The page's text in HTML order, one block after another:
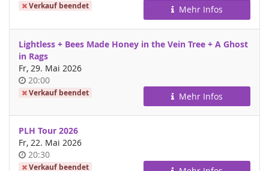
Verkauf beendet Mehr Infos
Lightless + Bees Made Honey in the Vein Tree + A Ghost
in Rags
Fr, 29. Mai 2026
Uhrzeit
20:00
Verkauf beendet Mehr Infos
PLH Tour 2026
Fr, 22. Mai 2026
Uhrzeit
20:30
Verkauf beendet